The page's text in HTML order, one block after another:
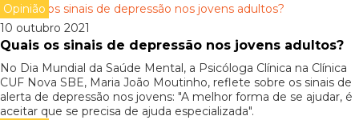
Opinião
10 outubro 2021
Quais os sinais de depressão nos jovens adultos?
No Dia Mundial da Saúde Mental, a Psicóloga Clínica na Clínica
CUF Nova SBE, Maria João Moutinho, reflete sobre os sinais de
alerta de depressão nos jovens: "A melhor forma de se ajudar, é
aceitar que se precisa de ajuda especializada".